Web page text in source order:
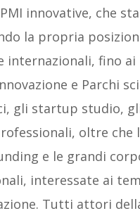
innovative, che
la propria
internazionali, fino
e Parchi
gli startup studio,
oltre che
e le grandi
interessate ai
Tutti attori